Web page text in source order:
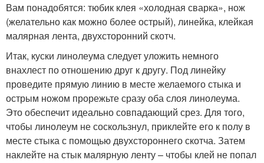
Вам понадобятся: тюбик клея «холодная сварка», нож
(желательно как можно более острый), линейка, клейкая
малярная лента, двухсторонний скотч.
Итак, куски линолеума следует уложить немного
внахлест по отношению друг к другу. Под линейку
проведите прямую линию в месте желаемого стыка и
острым ножом прорежьте сразу оба слоя линолеума.
Это обеспечит идеально совпадающий срез. Для того,
чтобы линолеум не соскользнул, приклейте его к полу в
месте стыка с помощью двухстороннего скотча. Затем
наклейте на стык малярную ленту – чтобы клей не попал